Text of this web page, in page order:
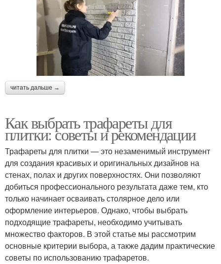
читать дальше →
Как выбрать трафареты для
плитки: советы и рекомендации
Трафареты для плитки — это незаменимый инструмент
для создания красивых и оригинальных дизайнов на
стенах, полах и других поверхностях. Они позволяют
добиться профессионального результата даже тем, кто
только начинает осваивать столярное дело или
оформление интерьеров. Однако, чтобы выбрать
подходящие трафареты, необходимо учитывать
множество факторов. В этой статье мы рассмотрим
основные критерии выбора, а также дадим практические
советы по использованию трафаретов.